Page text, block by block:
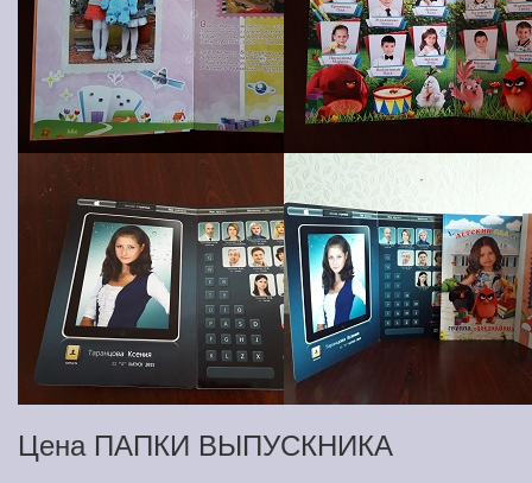
Цена ПАПКИ ВЫПУСКНИКА